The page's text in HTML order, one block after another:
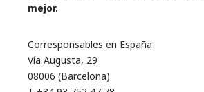
mejor.
Corresponsables en España
Vía Augusta, 29
08006 (Barcelona)